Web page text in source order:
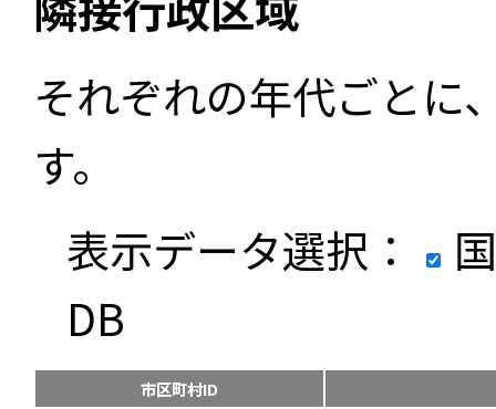
それぞれの年代ごとに
す。
表示データ選択：
DB
市区町村ID